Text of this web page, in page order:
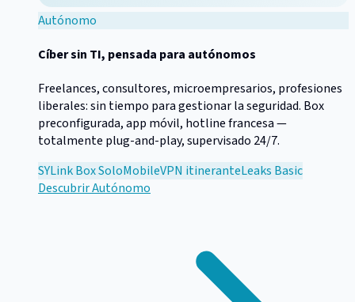
Autónomo
Cíber sin TI, pensada para autónomos
Freelances, consultores, microempresarios, profesiones
liberales: sin tiempo para gestionar la seguridad. Box
preconfigurada, app móvil, hotline francesa —
totalmente plug-and-play, supervisado 24/7.
SYLink Box SoloMobileVPN itineranteLeaks Basic
DescubrirAutónomo